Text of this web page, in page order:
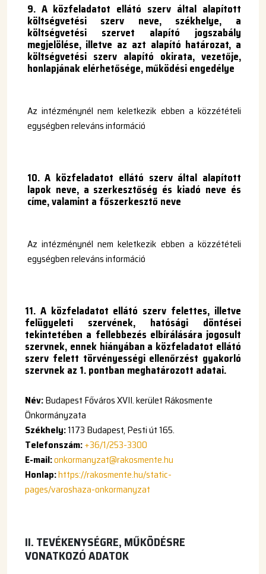
9. A közfeladatot ellátó szerv által alapított
költségvetési szerv neve, székhelye, a
költségvetési szervet alapító jogszabály
megjelölése, illetve az azt alapító határozat, a
költségvetési szerv alapító okirata, vezetője,
honlapjának elérhetősége, működési engedélye
Az intézménynél nem keletkezik ebben a közzétételi
egységben releváns információ
10. A közfeladatot ellátó szerv által alapított
lapok neve, a szerkesztőség és kiadó neve és
címe, valamint a főszerkesztő neve
Az intézménynél nem keletkezik ebben a közzétételi
egységben releváns információ
11. A közfeladatot ellátó szerv felettes, illetve
felügyeleti szervének, hatósági döntései
tekintetében a fellebbezés elbírálására jogosult
szervnek, ennek hiányában a közfeladatot ellátó
szerv felett törvényességi ellenőrzést gyakorló
szervnek az 1. pontban meghatározott adatai.
Név:Budapest Főváros XVII. kerület Rákosmente
Önkormányzata
Székhely:1173 Budapest, Pesti út 165.
Telefonszám:+36/1/253-3300
E-mail:onkormanyzat@rakosmente.hu
Honlap:https://rakosmente.hu/static-
pages/varoshaza-onkormanyzat
II. TEVÉKENYSÉGRE, MŰKÖDÉSRE
VONATKOZÓ ADATOK